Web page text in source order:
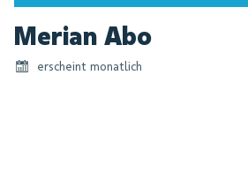
Zum
Anfang
Bildgalerie
Merian Abo
erscheint monatlich